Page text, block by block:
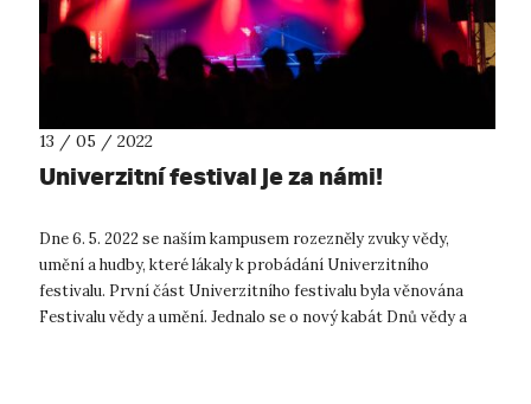
13 / 05 / 2022
Univerzitní festival je za námi!
Dne 6. 5. 2022 se naším kampusem rozezněly zvuky vědy,
umění a hudby, které lákaly k probádání Univerzitního
festivalu. První část Univerzitního festivalu byla věnována
Festivalu vědy a umění. Jednalo se o nový kabát Dnů vědy a